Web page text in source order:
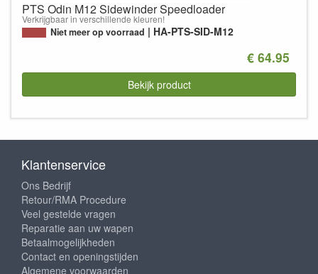
PTS Odin M12 Sidewinder Speedloader
Verkrijgbaar in verschillende kleuren!
Niet meer op voorraad HA-PTS-SID-M12
€ 64.95
Bekijk product
Klantenservice
Ons Bedrijf
Retour/RMA Procedure
Veel gestelde vragen
Reparatie aan uw wapen
Betaalmogelijkheden
Contact en openingstijden
Algemene voorwaarden